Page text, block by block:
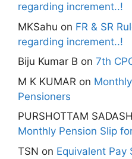
regarding increment..!
MKSahu on FR & SR
regarding increment..!
Biju Kumar B on 7th
M K KUMAR on
Pensioners
PURSHOTTAM
Monthly Pension Slip
TSN on Equivalent Pay